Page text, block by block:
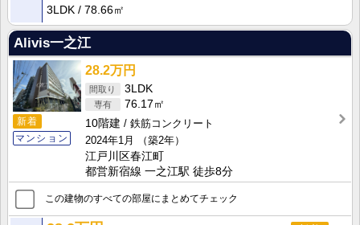
3LDK
78.66㎡
Alivis一之江
新着
マンション
28.2万円
3LDK
76.17㎡
10階建
鉄筋コンクリート
2024年1月
（築2年）
江戸川区春江町
都営新宿線 一之江駅 徒歩8分
この建物のすべての部屋にまとめてチェック